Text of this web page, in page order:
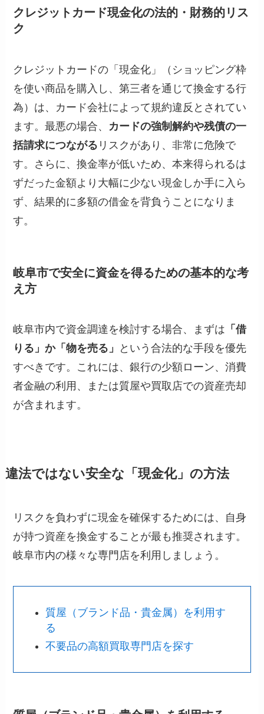
クレジットカード現金化の法的・財務的リス
ク
クレジットカードの「現金化」（ショッピング枠
を使い商品を購入し、第三者を通じて換金する行
為）は、カード会社によって規約違反とされてい
ます。最悪の場合、 カードの強制解約や残債の一
括請求につながる リスクがあり、非常に危険で
す。さらに、換金率が低いため、本来得られるは
ずだった金額より大幅に少ない現金しか手に入ら
ず、結果的に多額の借金を背負うことになりま
す。
岐阜市で安全に資金を得るための基本的な考
え方
岐阜市内で資金調達を検討する場合、まずは 「借
りる」か「物を売る」
という合法的な手段を優先
すべきです。これには、銀行の少額ローン、消費
者金融の利用、または質屋や買取店での資産売却
が含まれます。
違法ではない安全な「現金化」の方法
リスクを負わずに現金を確保するためには、自身
が持つ資産を換金することが最も推奨されます。
岐阜市内の様々な専門店を利用しましょう。
質屋（ブランド品・貴金属）を利用す
る
不要品の高額買取専門店を探す